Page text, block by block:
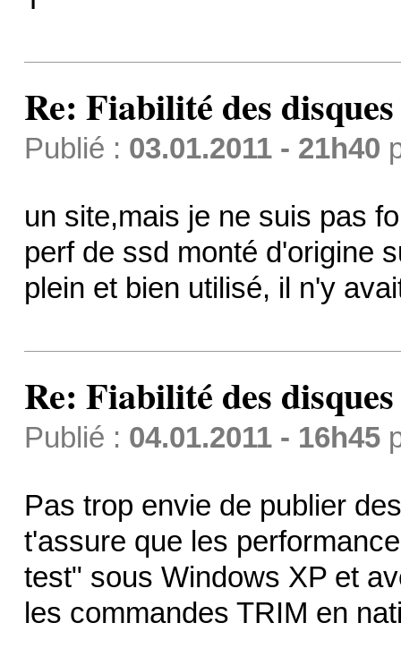
Re: Fiabilité des
Publié : 03.01.2011 - 21h40
un site,mais je ne suis pas
perf de ssd monté d'origine
plein et bien utilisé, il n'y
Re: Fiabilité des
Publié : 04.01.2011 - 16h45
Pas trop envie de publier
t'assure que les
test" sous Windows XP et
les commandes TRIM en